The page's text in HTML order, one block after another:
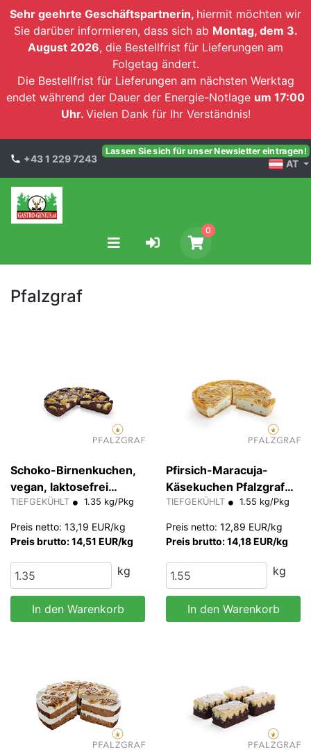
Sehr geehrte Geschäftspartnerin, hiermit möchten wir
Sie darüber informieren, dass sich ab Montag, dem 3.
August 2026, die Bestellfrist für Lieferungen am
Folgetag ändert.
Die Bestellfrist für Lieferungen am nächsten Werktag
endet während der Dauer der Energie-Notlage um 17:00
Uhr. Vielen Dank für Ihr Verständnis!
+43 1 229 7243
Lassen Sie sich für unser Newsletter eintragen!
AT
0
Pfalzgraf
Schoko-Birnenkuchen,
vegan, laktosefrei
Pfalzgraf 112,5 g/Stk
TIEFGEKÜHLT 1.35 kg/Pkg
Preis netto: 13,19 EUR/kg
Preis brutto: 14,51 EUR/kg
kg
In den Warenkorb
Pfirsich-Maracuja-
Käsekuchen Pfalzgraf
129 g/Stk
TIEFGEKÜHLT 1.55 kg/Pkg
Preis netto: 12,89 EUR/kg
Preis brutto: 14,18 EUR/kg
kg
In den Warenkorb